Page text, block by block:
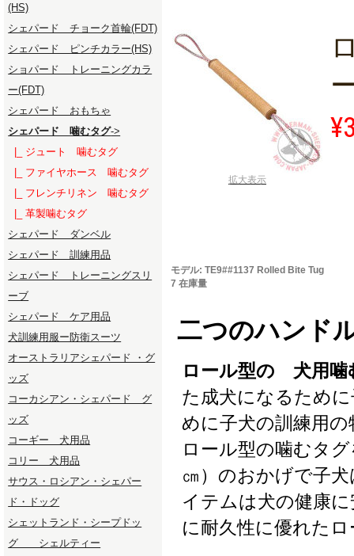
(HS)
シェパード チョーク首輪(FDT)
シェパード ピンチカラー(HS)
ショパード トレーニングカラ
ー(FDT)
シェパード おもちゃ
シェパード 噛むタグ->
|_ ジュート 噛むタグ
|_ ファイヤホース 噛むタグ
|_ フレンチリネン 噛むタグ
|_ 革製噛むタグ
シェパード ダンベル
シェパード 訓練用品
シェパード トレーニングスリ
ーブ
シェパード ケア用品
犬訓練用服ー防衛スーツ
オーストラリアシェパード ・グ
ッズ
コーカシアン・シェパード グ
ッズ
コーギー 犬用品
コリー 犬用品
サウス・ロシアン・シェパー
ド・ドッグ
シェットランド・シープドッ
グ シェルティー
拡大表示
モデル: TE9##1137 Rolled Bite Tug
7 在庫量
二つのハンド
ロール型の 犬用噛
た成犬になるため
めに子犬の訓練用
ロール型の噛むタ
㎝）のおかげで子
イテムは犬の健康
に耐久性に優れた